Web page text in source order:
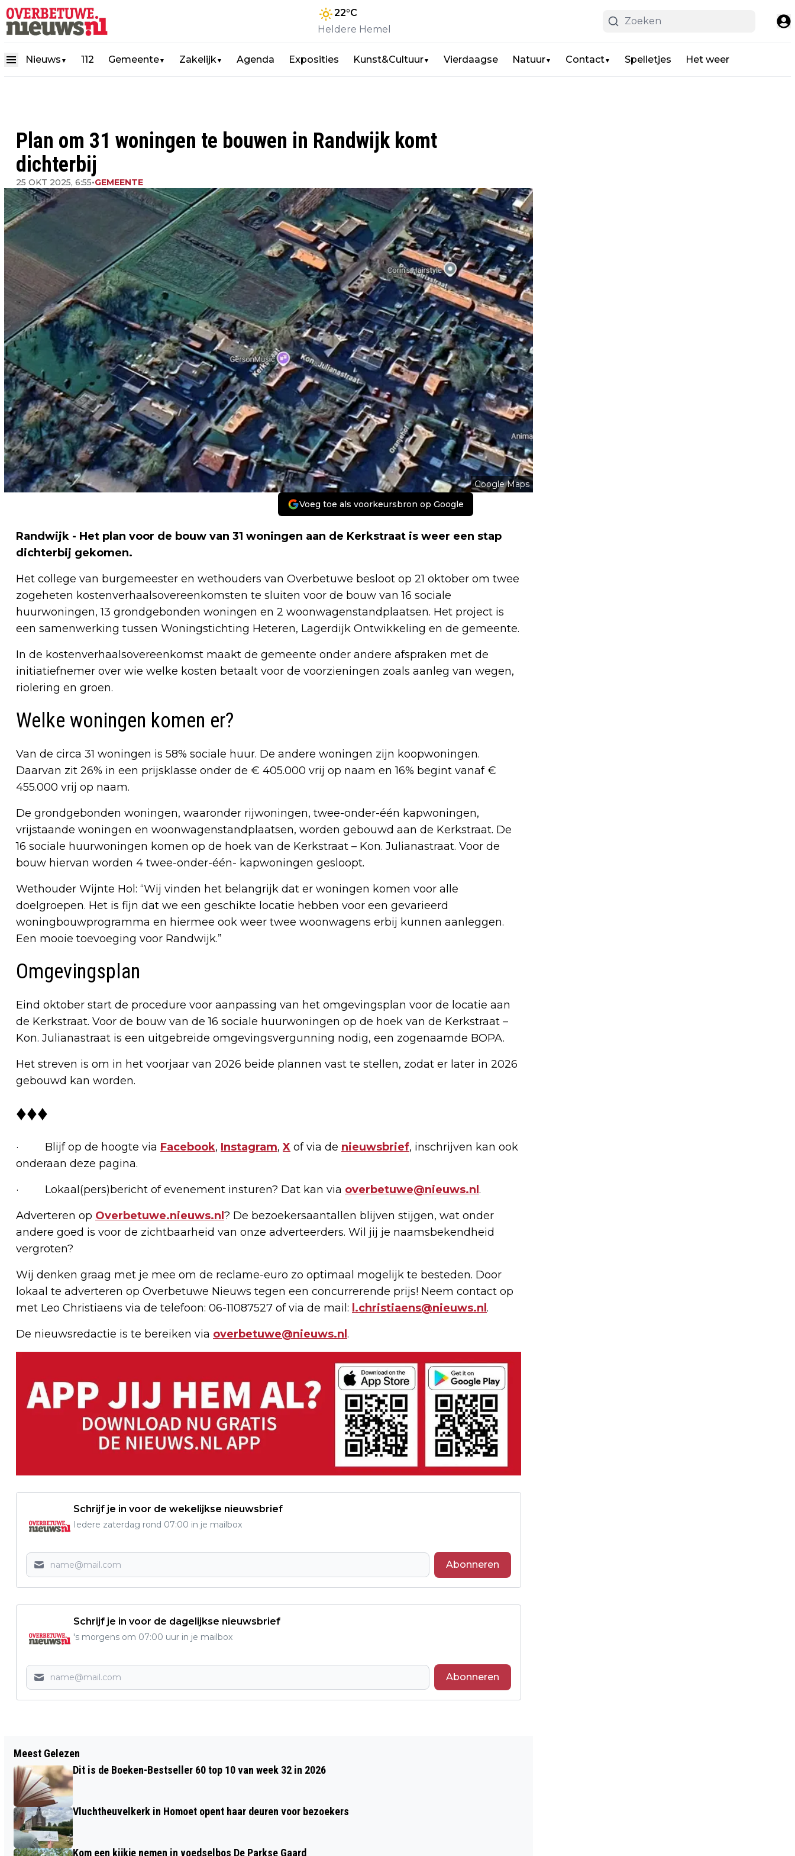
22°C
Heldere Hemel
Nieuws ▼ 112 Gemeente▼ Zakelijk▼ Agenda Exposities Kunst&Cultuur▼ Vierdaagse Natuur▼ Contact▼ Spelletjes Het weer
Plan om 31 woningen te bouwen in Randwijk komt
dichterbij
25 OKT 2025, 6:55•GEMEENTE
Google Maps
Voeg toe als voorkeursbron op Google
Randwijk - Het plan voor de bouw van 31 woningen aan de Kerkstraat is weer een stap
dichterbij gekomen.
Het college van burgemeester en wethouders van Overbetuwe besloot op 21 oktober om twee
zogeheten kostenverhaalsovereenkomsten te sluiten voor de bouw van 16 sociale
huurwoningen, 13 grondgebonden woningen en 2 woonwagenstandplaatsen. Het project is
een samenwerking tussen Woningstichting Heteren, Lagerdijk Ontwikkeling en de gemeente.
In de kostenverhaalsovereenkomst maakt de gemeente onder andere afspraken met de
initiatiefnemer over wie welke kosten betaalt voor de voorzieningen zoals aanleg van wegen,
riolering en groen.
Welke woningen komen er?
Van de circa 31 woningen is 58% sociale huur. De andere woningen zijn koopwoningen.
Daarvan zit 26% in een prijsklasse onder de € 405.000 vrij op naam en 16% begint vanaf €
455.000 vrij op naam.
De grondgebonden woningen, waaronder rijwoningen, twee-onder-één kapwoningen,
vrijstaande woningen en woonwagenstandplaatsen, worden gebouwd aan de Kerkstraat. De
16 sociale huurwoningen komen op de hoek van de Kerkstraat – Kon. Julianastraat. Voor de
bouw hiervan worden 4 twee-onder-één- kapwoningen gesloopt.
Wethouder Wijnte Hol: “Wij vinden het belangrijk dat er woningen komen voor alle
doelgroepen. Het is fijn dat we een geschikte locatie hebben voor een gevarieerd
woningbouwprogramma en hiermee ook weer twee woonwagens erbij kunnen aanleggen.
Een mooie toevoeging voor Randwijk.”
Omgevingsplan
Eind oktober start de procedure voor aanpassing van het omgevingsplan voor de locatie aan
de Kerkstraat. Voor de bouw van de 16 sociale huurwoningen op de hoek van de Kerkstraat –
Kon. Julianastraat is een uitgebreide omgevingsvergunning nodig, een zogenaamde BOPA.
Het streven is om in het voorjaar van 2026 beide plannen vast te stellen, zodat er later in 2026
gebouwd kan worden.
♦♦♦
· Blijf op de hoogte via Facebook, Instagram,X of via de nieuwsbrief, inschrijven kan ook
onderaan deze pagina.
· Lokaal(pers)bericht of evenement insturen? Dat kan via overbetuwe@nieuws.nl.
Adverteren op Overbetuwe.nieuws.nl? De bezoekersaantallen blijven stijgen, wat onder
andere goed is voor de zichtbaarheid van onze adverteerders. Wil jij je naamsbekendheid
vergroten?
Wij denken graag met je mee om de reclame-euro zo optimaal mogelijk te besteden. Door
lokaal te adverteren op Overbetuwe Nieuws tegen een concurrerende prijs! Neem contact op
met Leo Christiaens via de telefoon: 06-11087527 of via de mail: l.christiaens@nieuws.nl.
De nieuwsredactie is te bereiken via overbetuwe@nieuws.nl.
Schrijf je in voor de wekelijkse nieuwsbrief
Iedere zaterdag rond 07:00 in je mailbox
Abonneren
Schrijf je in voor de dagelijkse nieuwsbrief
's morgens om 07:00 uur in je mailbox
Abonneren
WINTERTIJD BEGINT DIT WEEKEND: DE
KLOK WORDT WEER TERUGGEDRAAID
BIJ GOUDTAXATIES DOOR
Meest Gelezen
Dit is de Boeken-Bestseller 60 top 10 van week 32 in 2026
Vluchtheuvelkerk in Homoet opent haar deuren voor bezoekers
Kom een kijkje nemen in voedselbos De Parkse Gaard